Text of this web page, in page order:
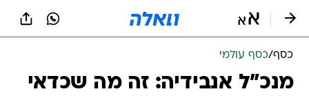
כסף/כסף עולמי
מנכ"ל אנבידיה: זה מה שכדאי